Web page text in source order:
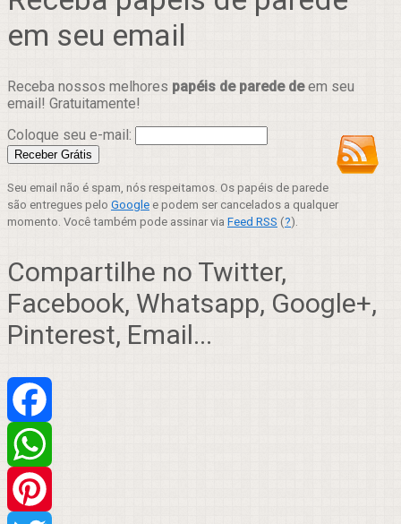
em seu email
Receba nossos melhores papéis de parede deem seu
email! Gratuitamente!
Coloque seu e-mail:
Seu email não é spam, nós respeitamos. Os papéis de parede
são entregues pelo Google e podem ser cancelados a qualquer
momento. Você também pode assinar via Feed RSS (?).
Compartilhe no Twitter,
Facebook, Whatsapp, Google+,
Pinterest, Email...
Facebook
WhatsApp